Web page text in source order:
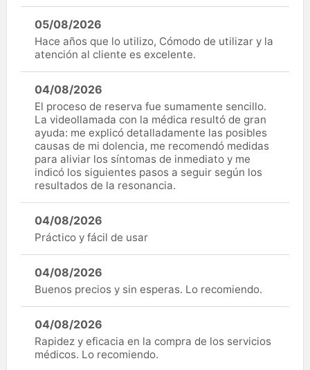
05/08/2026
Hace años que lo utilizo, Cómodo de utilizar y la
atención al cliente es excelente.
04/08/2026
El proceso de reserva fue sumamente sencillo.
La videollamada con la médica resultó de gran
ayuda: me explicó detalladamente las posibles
causas de mi dolencia, me recomendó medidas
para aliviar los síntomas de inmediato y me
indicó los siguientes pasos a seguir según los
resultados de la resonancia.
04/08/2026
Práctico y fácil de usar
04/08/2026
Buenos precios y sin esperas. Lo recomiendo.
04/08/2026
Rapidez y eficacia en la compra de los servicios
médicos. Lo recomiendo.